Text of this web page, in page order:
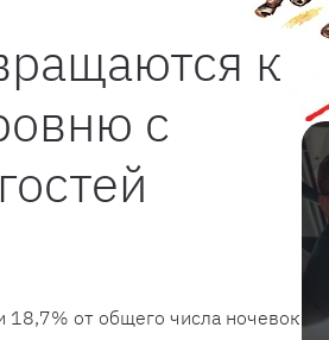
к
с
18,7% от общего числа ночевок